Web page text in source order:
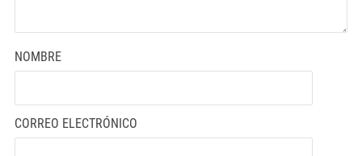
NOMBRE
CORREO ELECTRÓNICO